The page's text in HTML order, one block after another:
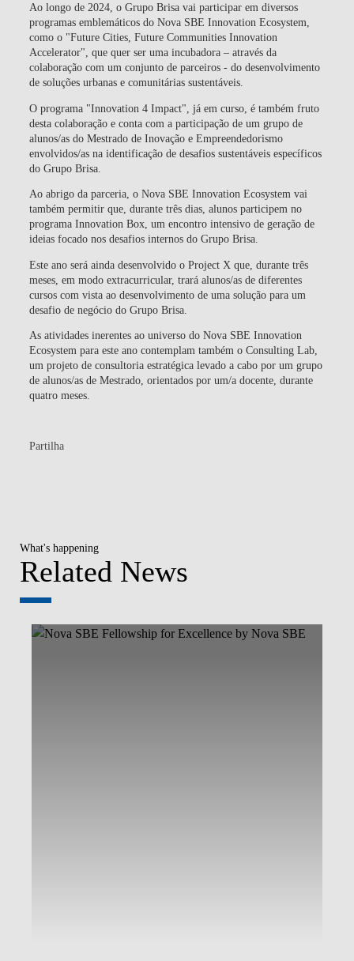
Ao longo de 2024, o Grupo Brisa vai participar em diversos
programas emblemáticos do Nova SBE Innovation Ecosystem,
como o "Future Cities, Future Communities Innovation
Accelerator", que quer ser uma incubadora – através da
colaboração com um conjunto de parceiros - do desenvolvimento
de soluções urbanas e comunitárias sustentáveis.
O programa "Innovation 4 Impact" , já em curso, é também fruto
desta colaboração e conta com a participação de um grupo de
alunos/as do Mestrado de Inovação e Empreendedorismo
envolvidos/as na identificação de desafios sustentáveis específicos
do Grupo Brisa.
Ao abrigo da parceria, o Nova SBE Innovation Ecosystem vai
também permitir que, durante três dias, alunos participem no
programa Innovation Box, um encontro intensivo de geração de
ideias focado nos desafios internos do Grupo Brisa.
Este ano será ainda desenvolvido o Project X que, durante três
meses, em modo extracurricular, trará alunos/as de diferentes
cursos com vista ao desenvolvimento de uma solução para um
desafio de negócio do Grupo Brisa.
As atividades inerentes ao universo do Nova SBE Innovation
Ecosystem para este ano contemplam também o Consulting Lab,
um projeto de consultoria estratégica levado a cabo por um grupo
de alunos/as de Mestrado, orientados por um/a docente, durante
quatro meses.
Partilha
What's happening
Related News